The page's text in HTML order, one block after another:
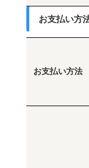
お支払い方
お支払い方法